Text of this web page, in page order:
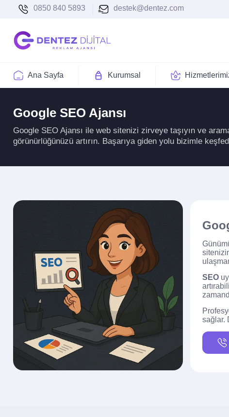
0850 840 5893 destek@dentez.com
Ana Sayfa Kurumsal
Google SEO Ajansı
Google SEO Ajansı ile web sitenizi zirveye taşıyın ve
görünürlüğünüzü artırın. Başarıya giden yolu bizimle
SEO
sağlar.